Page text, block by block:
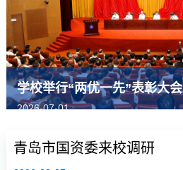
学校举行“两优一先”表彰大会
2026-07-01
青岛市国资委来校调研